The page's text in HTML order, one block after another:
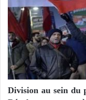
Division au sein